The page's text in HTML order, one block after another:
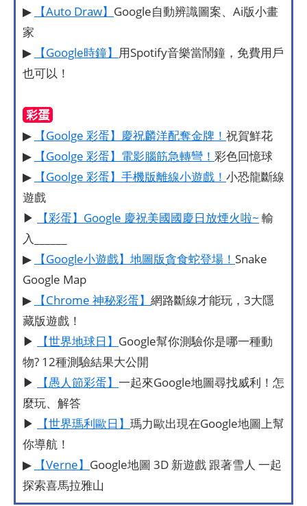
▶
【Auto Draw】 Google自動辨識圖案、Ai版小畫
家
▶
【Google時鐘】 用Spotify音樂當鬧鐘，免費用戶
也可以！
彩蛋
▶ 【Goolge 彩蛋】慶祝麟洋配奪金牌！ 祝賀鮮花
▶
【Goolge 彩蛋】電影腦筋急轉彎！ 彩色回憶球
▶
【Goolge 彩蛋】手機版離線小遊戲！ 小恐龍斷線
遊戲
▶
【彩蛋】Google 慶祝美國國慶日放煙火啦~ 輸
入______
▶
【Google小遊戲】地圖版貪食蛇登場！ Snake
Google Map
▶
【Chrome 神秘彩蛋】 網路斷線才能玩，3大隱
藏版遊戲！
▶
【世界地球日】 Google幫你測驗你是哪一種動
物? 12種測驗結果大公開
▶
【愚人節彩蛋】 一起來Google地圖尋找威利！怎
麼玩、解答
▶
【世界瑪利歐日】 瑪力歐出現在Google地圖上幫
你導航！
▶
【Verne】 Google地圖 3D 新遊戲 跟著雪人 一起
探索喜馬拉雅山